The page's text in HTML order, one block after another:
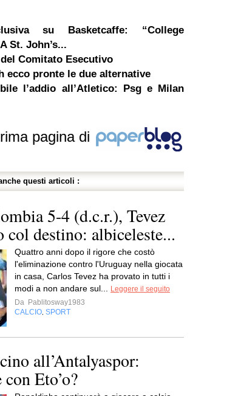
su Basketcaffe: “College
St. John’s...
Comitato Esecutivo
ecco pronte le due alternative
l’addio all’Atletico: Psg e Milan
pagina di
questi articoli :
5-4 (d.c.r.), Tevez
destino: albiceleste...
Quattro anni dopo il rigore che costò
l'eliminazione contro l'Uruguay nella giocata
in casa, Carlos Tevez ha provato in tutti i
modi a non andare sul...
Leggere il seguito
Da Pablitosway1983
CALCIO SPORT
all’Antalyaspor:
Eto’o?